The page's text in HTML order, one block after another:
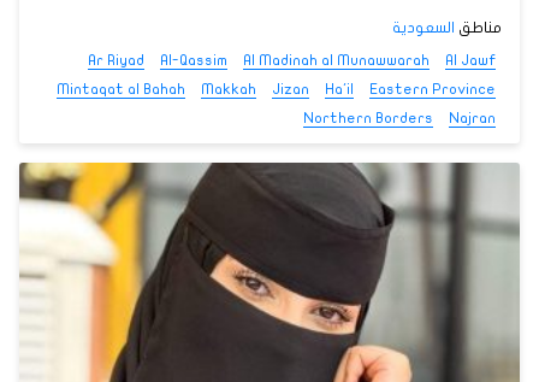
مناطق السعودية
Al Jawf
Al Madinah al Munawwarah
Al-Qassim
Ar Riyad
Eastern Province
Ha'il
Jizan
Makkah
Mintaqat al Bahah
Najran
Northern Borders